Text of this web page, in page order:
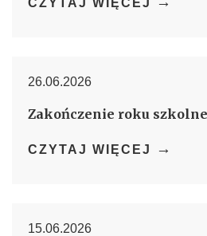
26.06.2026
Zakończenie roku
CZYTAJ WIĘCEJ →
15.06.2026